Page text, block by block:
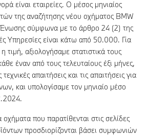
είναι εταιρείες. Ο μέσος μηνιαίος
της αναζήτησης νέου οχήματος BMW
Ένωσης σύμφωνα με το άρθρο 24 (2) της
Υπηρεσίες είναι κάτω από 50.000. Για
τιμή, αξιολογήσαμε στατιστικά τους
έναν από τους τελευταίους έξι μήνες,
απαιτήσεις και τις απαιτήσεις για
και υπολογίσαμε τον μηνιαίο μέσο
που παρατίθενται στις σελίδες
προσδιορίζονται βάσει συμφωνιών